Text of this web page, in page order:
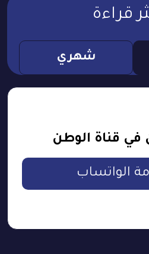
قراءة
شهري
في قناة الوطن
الواتساب